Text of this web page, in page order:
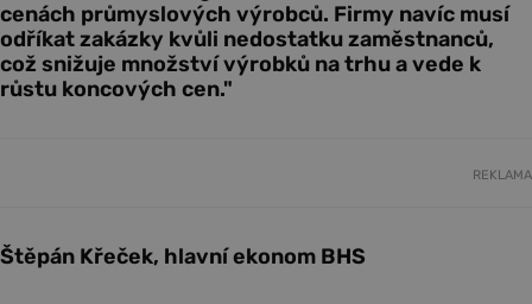
cenách průmyslových výrobců. Firmy navíc musí
odříkat zakázky kvůli nedostatku zaměstnanců,
což snižuje množství výrobků na trhu a vede k
růstu koncových cen."
REKLAMA
Štěpán Křeček, hlavní ekonom BHS